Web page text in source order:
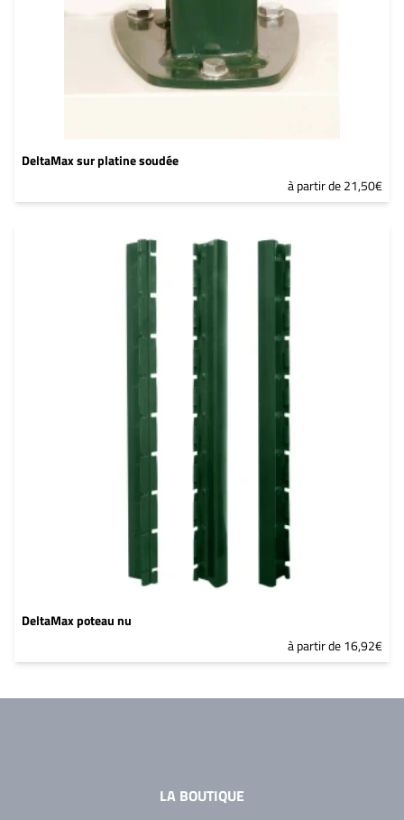
DeltaMax sur platine soudée
à partir de 21,50€
DeltaMax poteau nu
à partir de 16,92€
LA BOUTIQUE